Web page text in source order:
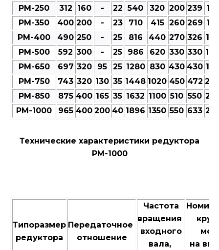
РМ-250 312 160 - 22 540 320 200 239 101
РМ-350
400 200 - 23 710 415 260 269 122
РМ-400
490 250 - 25 816 440 270 326 128
РМ-500
592 300 - 25 986 620 330 330
РМ-650
697 320 95 25 1280 830 430 430 183
РМ-750
743 320 130 35 1448 1020 450 472
РМ-850
875 400 165 35 1632 1100 510 550
РМ-1000
965 400 200 40 1896 1350 550 633
Технические характеристики редуктора
РМ-1000
Типоразмер
редуктора
Передаточное
отношение
Частота
вращения
входного
вала,
на